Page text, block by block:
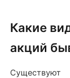
Какие
акций